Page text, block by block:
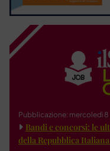
Pubblicazione: mercoledì
Bandi e concorsi: le
della Repubblica